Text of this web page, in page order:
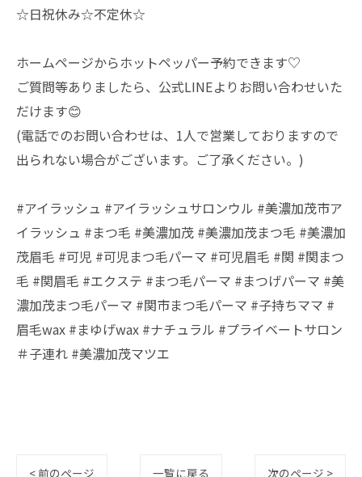
☆日祝休み☆不定休☆
ホームページからホットペッパー予約できます♡
ご質問等ありましたら、公式LINEよりお問い合わせいた
だけます😊
(電話でのお問い合わせは、1人で営業しておりますので
出られない場合がございます。ご了承ください。)
#アイラッシュ #アイラッシュサロンウル #美濃加茂市ア
イラッシュ #まつ毛 #美濃加茂 #美濃加茂まつ毛 #美濃加
茂眉毛 #可児 #可児まつ毛パーマ #可児眉毛 #関 #関まつ
毛 #関眉毛 #エクステ #まつ毛パーマ #まつげパーマ #美
濃加茂まつ毛パーマ #関市まつ毛パーマ #子持ちママ #
眉毛wax #まゆげwax #ナチュラル #プライベートサロン
＃子連れ #美濃加茂マツエ
< 前のページ 一覧に戻る 次のページ >